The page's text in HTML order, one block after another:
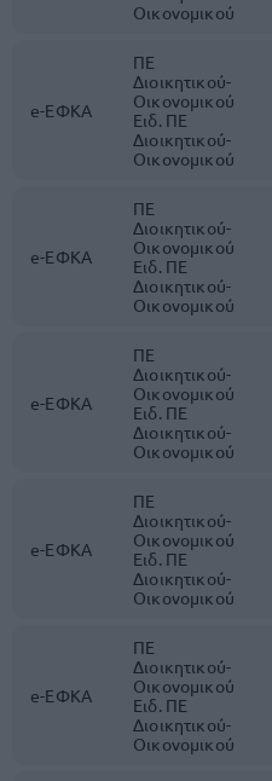
Οικονομικού
e-ΕΦΚΑ
ΠΕ
Διοικητικού-
Οικονομικού
Ειδ. ΠΕ
Διοικητικού-
Οικονομικού
e-ΕΦΚΑ
ΠΕ
Διοικητικού-
Οικονομικού
Ειδ. ΠΕ
Διοικητικού-
Οικονομικού
e-ΕΦΚΑ
ΠΕ
Διοικητικού-
Οικονομικού
Ειδ. ΠΕ
Διοικητικού-
Οικονομικού
e-ΕΦΚΑ
ΠΕ
Διοικητικού-
Οικονομικού
Ειδ. ΠΕ
Διοικητικού-
Οικονομικού
e-ΕΦΚΑ
ΠΕ
Διοικητικού-
Οικονομικού
Ειδ. ΠΕ
Διοικητικού-
Οικονομικού